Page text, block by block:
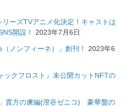
リーズTVアニメ化決定！キャストは
開設！
2023年7月6日
ノンフィーネ）」創刊！
2023年6
ックフロスト』未公開カットNFTの
貴方の虜編(澄谷ゼニコ) 豪華盤の